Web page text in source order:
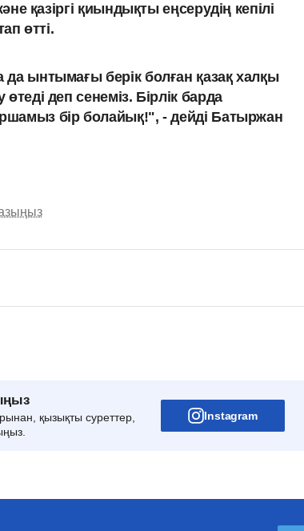
қазіргі қиындықты еңсерудің кепілі
өтті.
ынтымағы берік болған қазақ халқы
деп сенеміз. Бірлік барда
бір болайық!", - дейді Батыржан
қызықты суреттер,
Instagram